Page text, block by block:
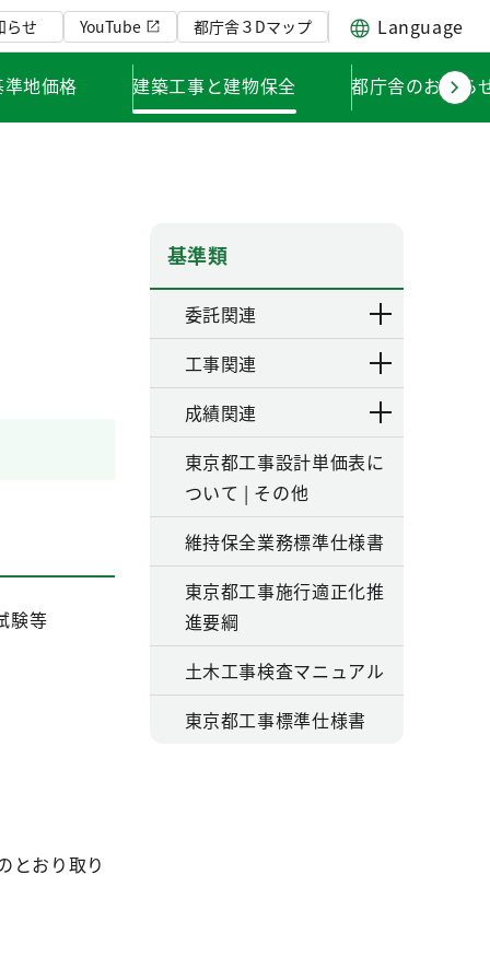
らせ YouTube 都庁舎３Dマップ Language
地価格 建築工事と建物保全 都庁舎のお知ら
験等
とおり取り
基準類
委託関連
工事関連
成績関連
東京都工事設計単価表に
ついて | その他
維持保全業務標準仕様書
東京都工事施行適正化推
進要綱
土木工事検査マニュアル
東京都工事標準仕様書